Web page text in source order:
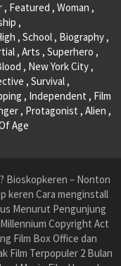
Featured , Woman ,
,
, School , Biography ,
, Arts , Superhero ,
, New York City ,
, Survival ,
, Independent , Film
, Protagonist , Alien ,
Age
Bioskopkeren – Nonton
keren Cara menginstall
Menurut Pengunjung
Copyright Act
Film Box Office dan
Film Terpopuler 2 Bulan